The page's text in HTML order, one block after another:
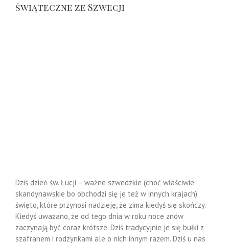
świąteczne ze Szwecji
Dziś dzień św. Łucji – ważne szwedzkie (choć właściwie
skandynawskie bo obchodzi się je też w innych krajach)
święto, które przynosi nadzieję, że zima kiedyś się skończy.
Kiedyś uważano, że od tego dnia w roku noce znów
zaczynają być coraz krótsze. Dziś tradycyjnie je się bułki z
szafranem i rodzynkami ale o nich innym razem. Dziś u nas